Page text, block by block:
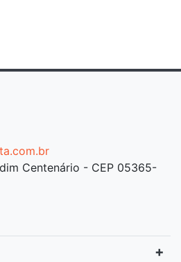
Centenário - CEP 05365-